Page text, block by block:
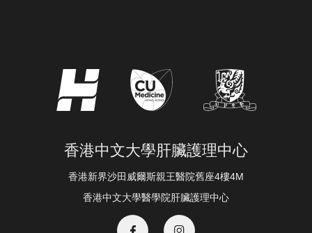
香港中文大學肝臟護理中心
香港新界沙田威爾斯親王醫院舊座4樓4M
香港中文大學醫學院肝臟護理中心